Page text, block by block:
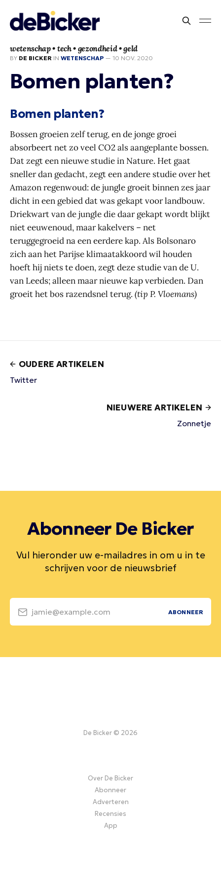
wetenschap • tech • gezondheid • geld
BY DE BICKER IN WETENSCHAP — 10 NOV. 2020
Bomen planten?
Bomen planten?
Bossen groeien zelf terug, en de jonge groei
absorbeert net zo veel CO2 als aangeplante bossen.
Dat zegt een nieuwe studie in Nature. Het gaat
sneller dan gedacht, zegt een andere studie over het
Amazon regenwoud: de jungle groeit binnen zes jaar
dicht in een gebied dat was gekapt voor landbouw.
Driekwart van de jungle die daar gekapt wordt blijkt
niet eeuwenoud, maar kakelvers – net
teruggegroeid na een eerdere kap. Als Bolsonaro
zich aan het Parijse klimaatakkoord wil houden
hoeft hij niets te doen, zegt deze studie van de U.
van Leeds; alleen maar nieuwe kap verbieden. Dan
groeit het bos razendsnel terug. (tip P. Vloemans)
OUDERE ARTIKELEN
Twitter
NIEUWERE ARTIKELEN
Zonnetje
Abonneer De Bicker
Vul hieronder uw e-mailadres in om u in te
schrijven voor de nieuwsbrief
jamie@example.com ABONNEER
De Bicker © 2026
Over De Bicker
Abonneer
Adverteren
Recensies
App